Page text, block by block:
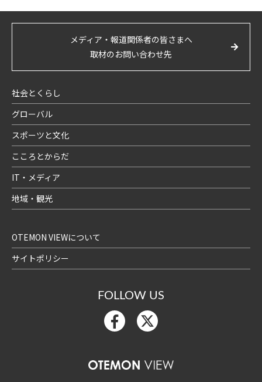
メディア・報道関係者の皆さまへ
取材のお問い合わせ先
社会とくらし
グローバル
スポーツと文化
こころとからだ
IT・メディア
地域・観光
OTEMON VIEWについて
サイトポリシー
FOLLOW US